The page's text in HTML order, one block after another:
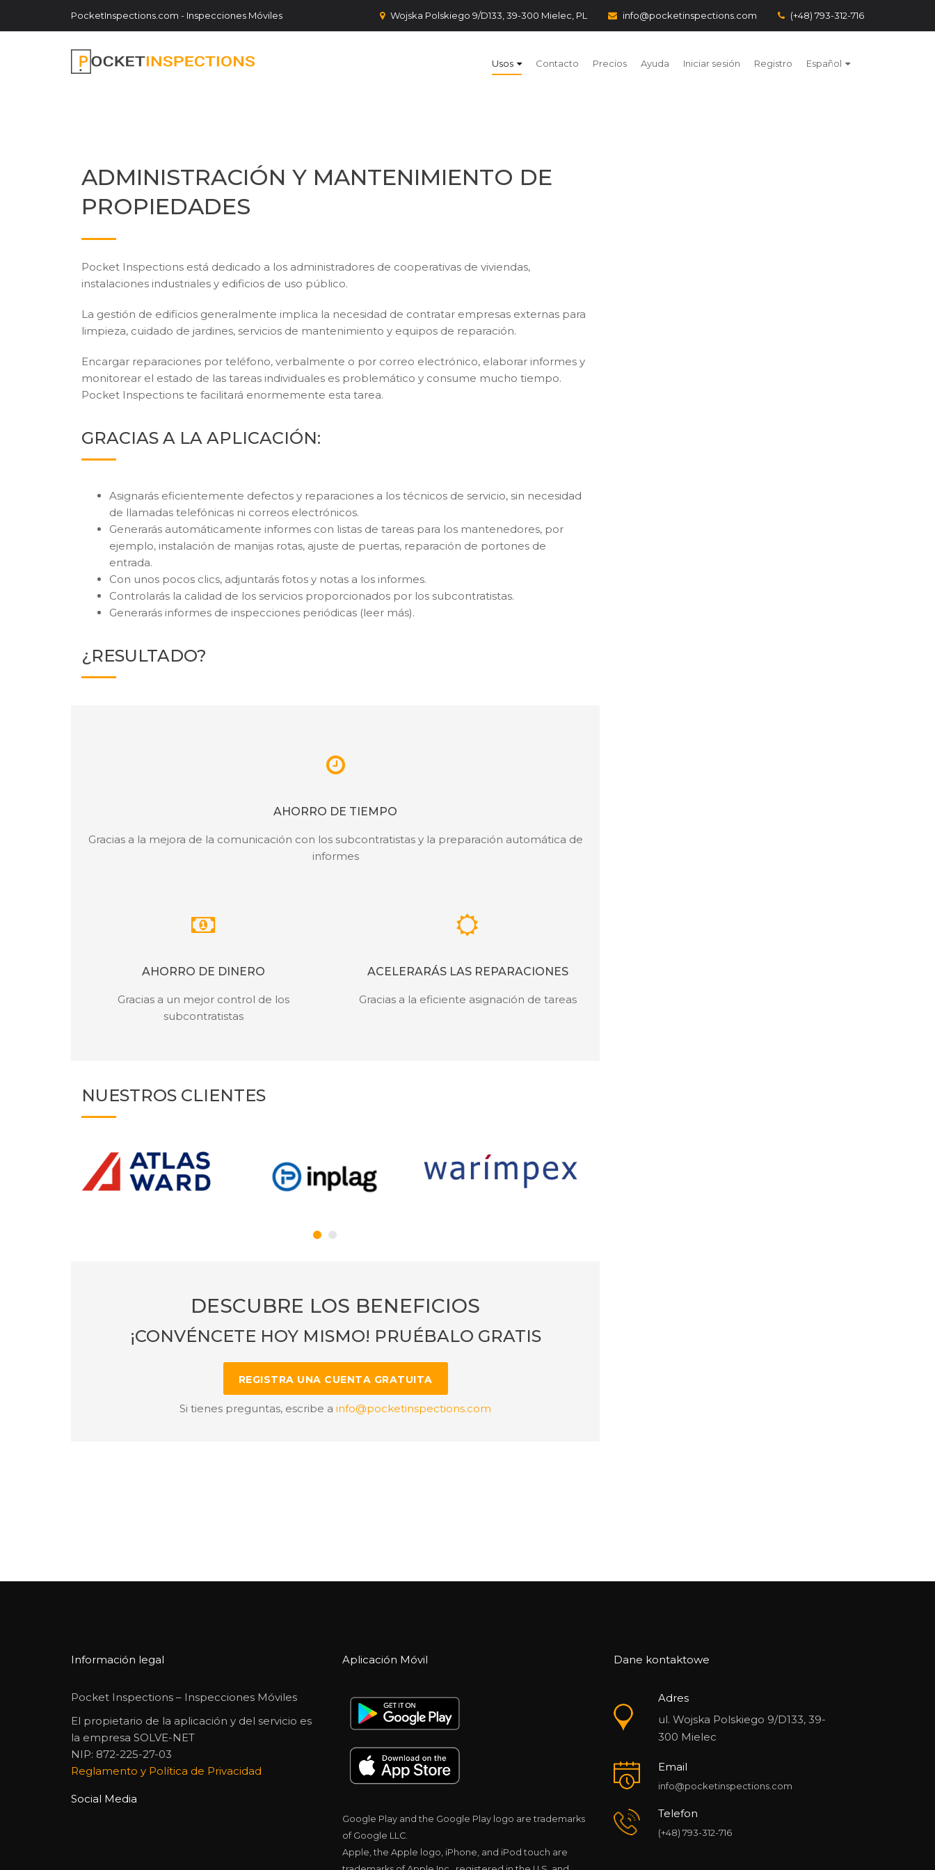
PocketInspections.com - Inspecciones Móviles Wojska Polskiego 9/D133, 39-300 Mielec, PL info@pocketinspections.com (+48) 793-312-716
Usos Contacto Precios Ayuda Iniciar sesión Registro Español
ADMINISTRACIÓN Y MANTENIMIENTO DE
PROPIEDADES
Pocket Inspections está dedicado a los administradores de cooperativas de viviendas,
instalaciones industriales y edificios de uso público.
La gestión de edificios generalmente implica la necesidad de contratar empresas externas para
limpieza, cuidado de jardines, servicios de mantenimiento y equipos de reparación.
Encargar reparaciones por teléfono, verbalmente o por correo electrónico, elaborar informes y
monitorear el estado de las tareas individuales es problemático y consume mucho tiempo.
Pocket Inspections te facilitará enormemente esta tarea.
GRACIAS A LA APLICACIÓN:
Asignarás eficientemente defectos y reparaciones a los técnicos de servicio, sin necesidad
de llamadas telefónicas ni correos electrónicos.
Generarás automáticamente informes con listas de tareas para los mantenedores, por
ejemplo, instalación de manijas rotas, ajuste de puertas, reparación de portones de
entrada.
Con unos pocos clics, adjuntarás fotos y notas a los informes.
Controlarás la calidad de los servicios proporcionados por los subcontratistas.
Generarás informes de inspecciones periódicas (leer más).
¿RESULTADO?
AHORRO DE TIEMPO
Gracias a la mejora de la comunicación con los subcontratistas y la preparación automática de
informes
AHORRO DE DINERO
Gracias a un mejor control de los
subcontratistas
ACELERARÁS LAS REPARACIONES
Gracias a la eficiente asignación de tareas
NUESTROS CLIENTES
DESCUBRE LOS BENEFICIOS
¡CONVÉNCETE HOY MISMO! PRUÉBALO GRATIS
El propietario de la aplicación y del servicio es
la empresa SOLVE-NET
NIP: 872-225-27-03
Google Play and the Google Play logo are trademarks
of Google LLC.
Apple, the Apple logo, iPhone, and iPod touch are
ul. Wojska Polskiego 9/D133, 39-